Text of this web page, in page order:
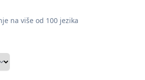
na više od 100 jezika